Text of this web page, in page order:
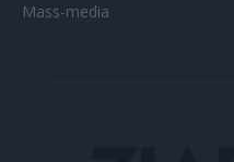
Mass-media